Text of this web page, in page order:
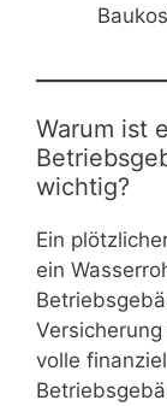
Warum ist
wichtig?
Ein
ein
volle